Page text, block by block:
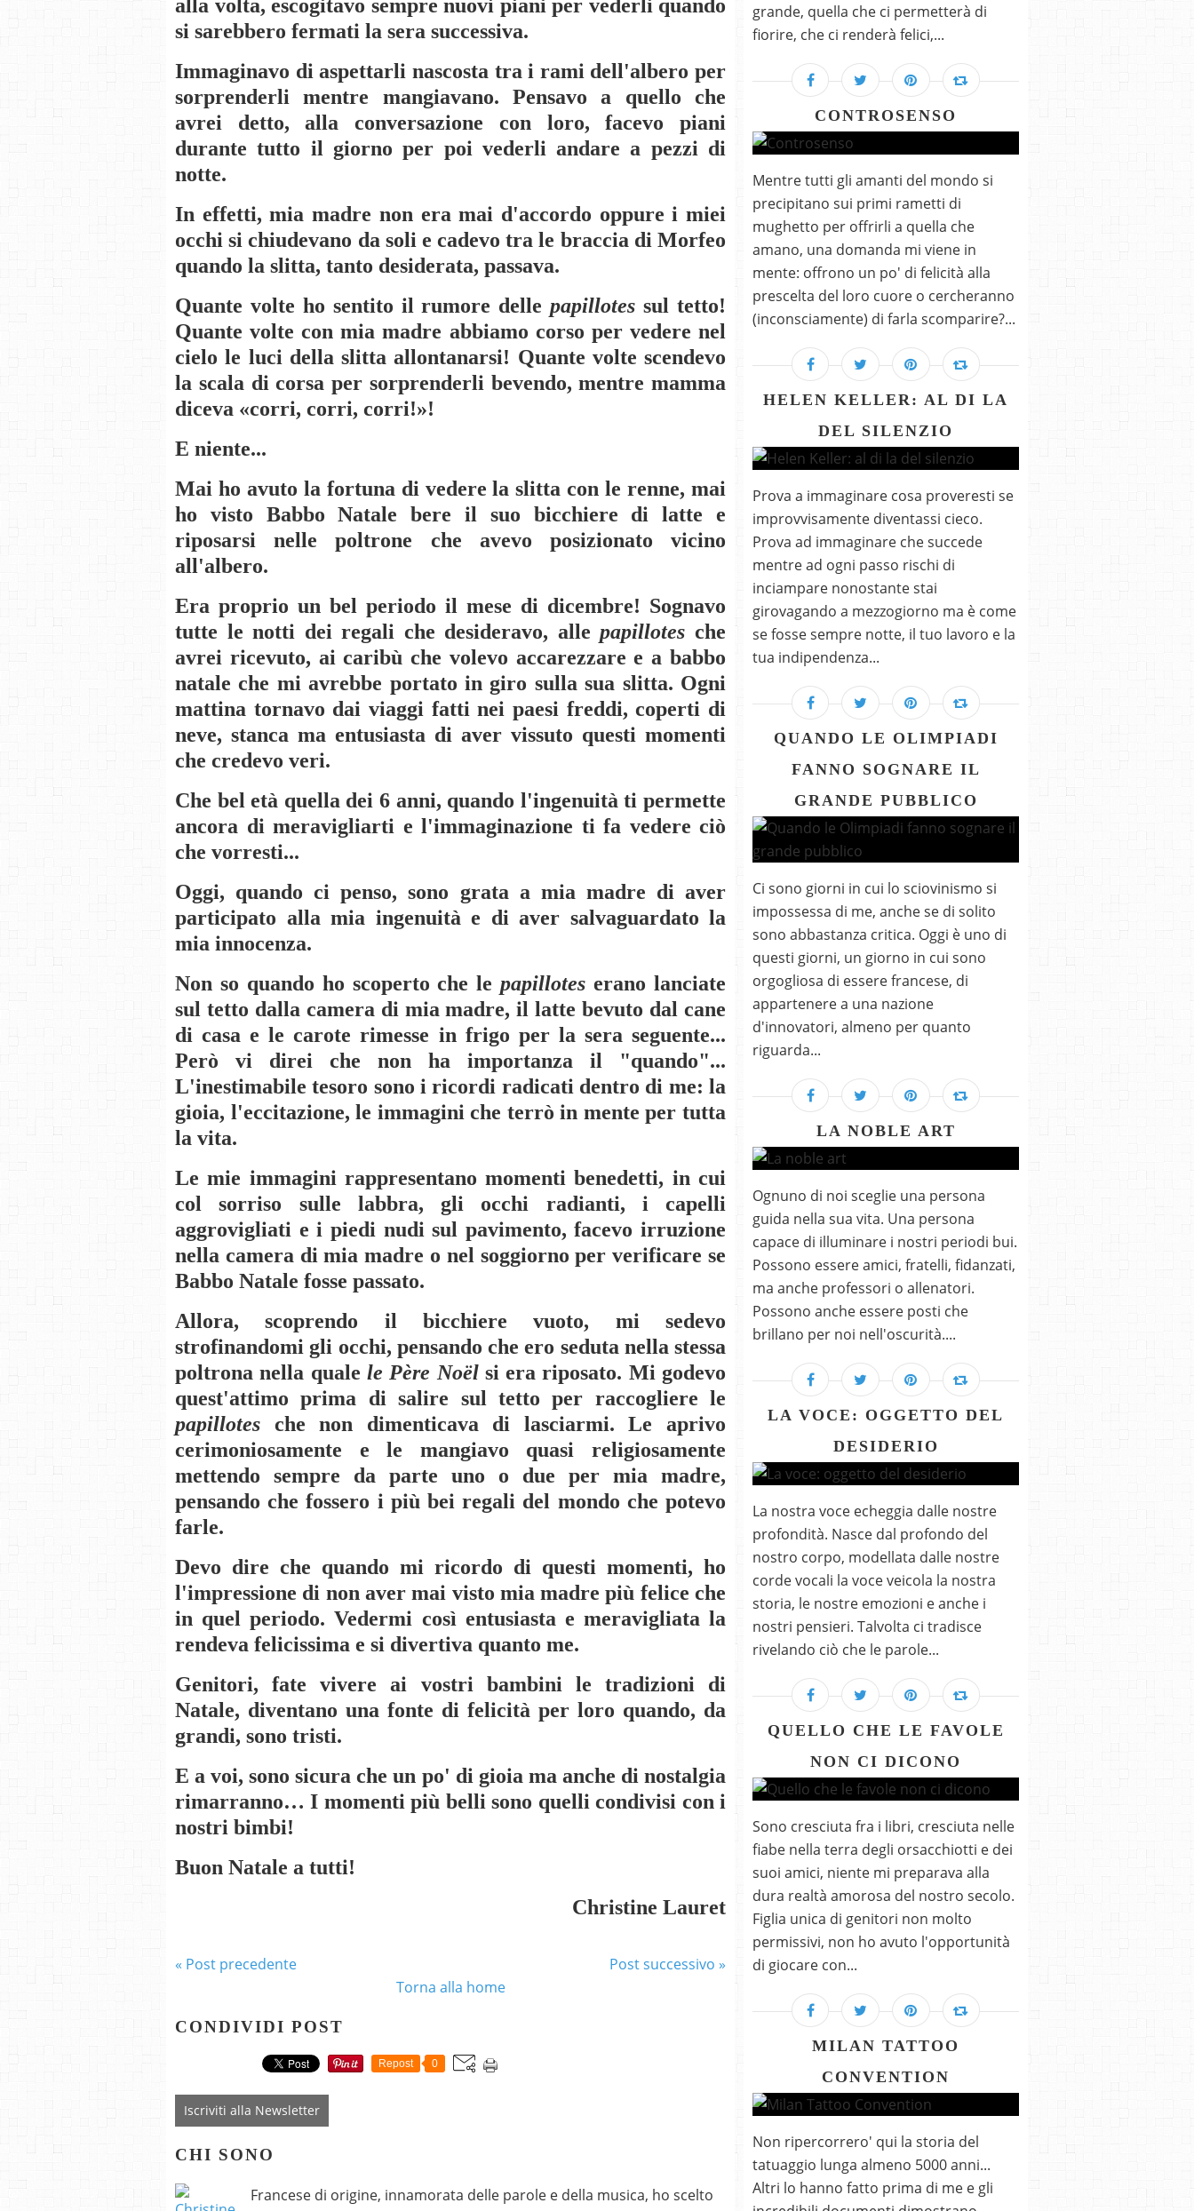
alla volta, escogitavo sempre nuovi piani per vederli quando
si sarebbero fermati la sera successiva.
Immaginavo di aspettarli nascosta tra i rami dell'albero per
sorprenderli mentre mangiavano. Pensavo a quello che
avrei detto, alla conversazione con loro, facevo piani
durante tutto il giorno per poi vederli andare a pezzi di
notte.
In effetti, mia madre non era mai d'accordo oppure i miei
occhi si chiudevano da soli e cadevo tra le braccia di Morfeo
quando la slitta, tanto desiderata, passava.
Quante volte ho sentito il rumore dellepapillotes sul tetto!
Quante volte con mia madre abbiamo corso per vedere nel
cielo le luci della slitta allontanarsi! Quante volte scendevo
la scala di corsa per sorprenderli bevendo, mentre mamma
diceva «corri, corri, corri!»!
E niente...
Mai ho avuto la fortuna di vedere la slitta con le renne, mai
ho visto Babbo Natale bere il suo bicchiere di latte e
riposarsi nelle poltrone che avevo posizionato vicino
all'albero.
Era proprio un bel periodo il mese di dicembre! Sognavo
tutte le notti dei regali che desideravo, allepapillotes che
avrei ricevuto, ai caribù che volevo accarezzare e a babbo
natale che mi avrebbe portato in giro sulla sua slitta. Ogni
mattina tornavo dai viaggi fatti nei paesi freddi, coperti di
neve, stanca ma entusiasta di aver vissuto questi momenti
che credevo veri.
Che bel età quella dei 6 anni, quando l'ingenuità ti permette
ancora di meravigliarti e l'immaginazione ti fa vedere ciò
che vorresti...
Oggi, quando ci penso, sono grata a mia madre di aver
participato alla mia ingenuità e di aver salvaguardato la
mia innocenza.
Non so quando ho scoperto che lepapillotes erano lanciate
sul tetto dalla camera di mia madre, il latte bevuto dal cane
di casa e le carote rimesse in frigo per la sera seguente...
Però vi direi che non ha importanza il "quando"...
L'inestimabile tesoro sono i ricordi radicati dentro di me: la
gioia, l'eccitazione, le immagini che terrò in mente per tutta
la vita.
Le mie immagini rappresentano momenti benedetti, in cui
col sorriso sulle labbra, gli occhi radianti, i capelli
aggrovigliati e i piedi nudi sul pavimento, facevo irruzione
nella camera di mia madre o nel soggiorno per verificare se
Babbo Natale fosse passato.
Allora, scoprendo il bicchiere vuoto, mi sedevo
strofinandomi gli occhi, pensando che ero seduta nella stessa
poltrona nella quale le Père Noëlsi era riposato. Mi godevo
quest'attimo prima di salire sul tetto per raccogliere le
papillotes che non dimenticava di lasciarmi. Le aprivo
cerimoniosamente e le mangiavo quasi religiosamente
mettendo sempre da parte uno o due per mia madre,
pensando che fossero i più bei regali del mondo che potevo
farle.
Devo dire che quando mi ricordo di questi momenti, ho
l'impressione di non aver mai visto mia madre più felice che
in quel periodo. Vedermi così entusiasta e meravigliata la
rendeva felicissima e si divertiva quanto me.
Genitori, fate vivere ai vostri bambini le tradizioni di
Natale, diventano una fonte di felicità per loro quando, da
grandi, sono tristi.
E a voi, sono sicura che un po' di gioia ma anche di nostalgia
rimarranno… I momenti più belli sono quelli condivisi con i
nostri bimbi!
Buon Natale a tutti!
Christine Lauret
« Post precedente
Post successivo »
Torna alla home
CONDIVIDI POST
Repost 0
Iscriviti alla Newsletter
CHI SONO
Francese di origine, innamorata delle parole e della musica, ho scelto
grande, quella che ci permetterà di
fiorire, che ci renderà felici,...
CONTROSENSO
Mentre tutti gli amanti del mondo si
precipitano sui primi rametti di
mughetto per offrirli a quella che
amano, una domanda mi viene in
mente: offrono un po' di felicità alla
prescelta del loro cuore o cercheranno
(inconsciamente) di farla scomparire?...
HELEN KELLER: AL DI LA
DEL SILENZIO
Prova a immaginare cosa proveresti se
improvvisamente diventassi cieco.
Prova ad immaginare che succede
mentre ad ogni passo rischi di
inciampare nonostante stai
girovagando a mezzogiorno ma è come
se fosse sempre notte, il tuo lavoro e la
tua indipendenza...
QUANDO LE OLIMPIADI
FANNO SOGNARE IL
GRANDE PUBBLICO
Ci sono giorni in cui lo sciovinismo si
impossessa di me, anche se di solito
sono abbastanza critica. Oggi è uno di
questi giorni, un giorno in cui sono
orgogliosa di essere francese, di
appartenere a una nazione
d'innovatori, almeno per quanto
riguarda...
LA NOBLE ART
Ognuno di noi sceglie una persona
guida nella sua vita. Una persona
capace di illuminare i nostri periodi bui.
Possono essere amici, fratelli, fidanzati,
ma anche professori o allenatori.
Possono anche essere posti che
brillano per noi nell'oscurità....
LA VOCE: OGGETTO DEL
DESIDERIO
La nostra voce echeggia dalle nostre
profondità. Nasce dal profondo del
nostro corpo, modellata dalle nostre
corde vocali la voce veicola la nostra
storia, le nostre emozioni e anche i
nostri pensieri. Talvolta ci tradisce
rivelando ciò che le parole...
QUELLO CHE LE FAVOLE
NON CI DICONO
Sono cresciuta fra i libri, cresciuta nelle
fiabe nella terra degli orsacchiotti e dei
suoi amici, niente mi preparava alla
dura realtà amorosa del nostro secolo.
Figlia unica di genitori non molto
permissivi, non ho avuto l'opportunità
di giocare con...
MILAN TATTOO
CONVENTION
Non ripercorrero' qui la storia del
tatuaggio lunga almeno 5000 anni...
Altri lo hanno fatto prima di me e gli